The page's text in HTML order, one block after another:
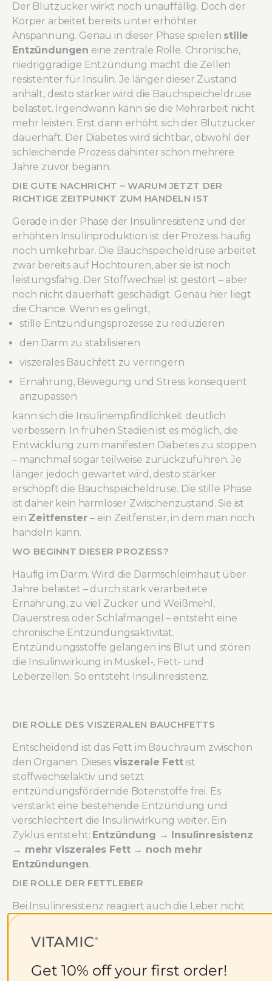
Der Blutzucker wirkt noch unauffällig. Doch der
Körper arbeitet bereits unter erhöhter
Anspannung. Genau in dieser Phase spielen stille
Entzündungen eine zentrale Rolle. Chronische,
niedriggradige Entzündung macht die Zellen
resistenter für Insulin. Je länger dieser Zustand
anhält, desto stärker wird die Bauchspeicheldrüse
belastet. Irgendwann kann sie die Mehrarbeit nicht
mehr leisten. Erst dann erhöht sich der Blutzucker
dauerhaft. Der Diabetes wird sichtbar, obwohl der
schleichende Prozess dahinter schon mehrere
Jahre zuvor begann.
DIE GUTE NACHRICHT – WARUM JETZT DER
RICHTIGE ZEITPUNKT ZUM HANDELN IST
Gerade in der Phase der Insulinresistenz und der
erhöhten Insulinproduktion ist der Prozess häufig
noch umkehrbar. Die Bauchspeicheldrüse arbeitet
zwar bereits auf Hochtouren, aber sie ist noch
leistungsfähig. Der Stoffwechsel ist gestört – aber
noch nicht dauerhaft geschädigt. Genau hier liegt
die Chance. Wenn es gelingt,
stille Entzündungsprozesse zu reduzieren
den Darm zu stabilisieren
viszerales Bauchfett zu verringern
Ernährung, Bewegung und Stress konsequent
anzupassen
kann sich die Insulinempfindlichkeit deutlich
verbessern. In frühen Stadien ist es möglich, die
Entwicklung zum manifesten Diabetes zu stoppen
– manchmal sogar teilweise zurückzuführen. Je
länger jedoch gewartet wird, desto stärker
erschöpft die Bauchspeicheldrüse. Die stille Phase
ist daher kein harmloser Zwischenzustand. Sie ist
ein Zeitfenster– ein Zeitfenster, in dem man noch
handeln kann.
WO BEGINNT DIESER PROZESS?
Häufig im Darm. Wird die Darmschleimhaut über
Jahre belastet – durch stark verarbeitete
Ernährung, zu viel Zucker und Weißmehl,
Dauerstress oder Schlafmangel – entsteht eine
chronische Entzündungsaktivität.
Entzündungsstoffe gelangen ins Blut und stören
die Insulinwirkung in Muskel-, Fett- und
Leberzellen. So entsteht Insulinresistenz.
DIE ROLLE DES VISZERALEN BAUCHFETTS
Entscheidend ist das Fett im Bauchraum zwischen
den Organen. Dieses viszerale Fettist
stoffwechselaktiv und setzt
entzündungsfördernde Botenstoffe frei. Es
verstärkt eine bestehende Entzündung und
verschlechtert die Insulinwirkung weiter. Ein
Zyklus entsteht: Entzündung → Insulinresistenz
→ mehr viszerales Fett → noch mehr
Entzündungen.
DIE ROLLE DER FETTLEBER
Bei Insulinresistenz reagiert auch die Leber nicht
mehr normal auf Insulin. Sie produziert weiter
Zucker, obwohl bereits genug im Blut vorhanden
ist. Gleichzeitig lagert sie Fett ein. Es entsteht eine
nicht-alkoholische Fettleber. Sie ist meist nicht die
Get 10% off your first order!